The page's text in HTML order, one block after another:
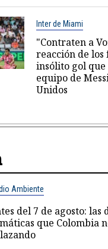
Inter de Miami
"Contraten a
reacción de los
insólito gol
equipo de
Unidos
Ambiente
del 7 de agosto: las
que Colombia